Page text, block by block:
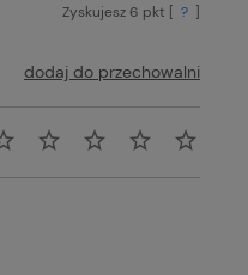
Zyskujesz6 pkt [ ? ]
dodaj do przechowalni